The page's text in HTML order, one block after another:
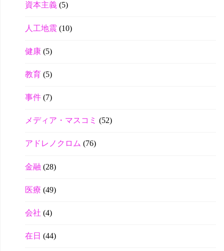
資本主義(5)
人工地震 (10)
健康(5)
教育(5)
事件(7)
メディア・マスコミ (52)
アドレノクロム (76)
金融 (28)
医療 (49)
会社 (4)
在日 (44)